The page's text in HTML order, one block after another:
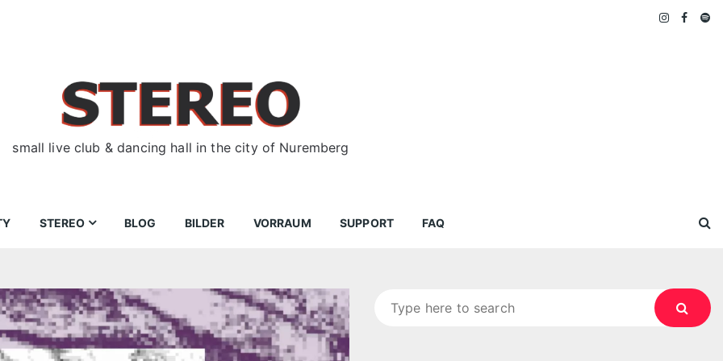
small live club & dancing hall in the city of Nuremberg
STEREO
Wegbeschreibung
BLOG BILDER VORRAUM SUPPORT FAQ
for: